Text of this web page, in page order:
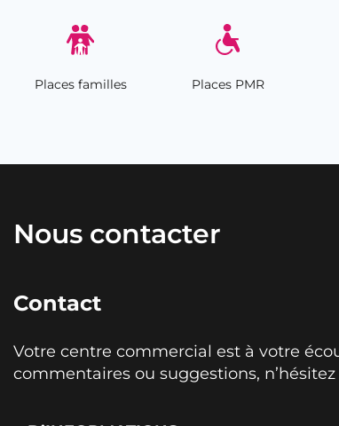
Places familles Places PMR
Nous contacter
Contact
Votre centre commercial est à votre
commentaires ou suggestions,